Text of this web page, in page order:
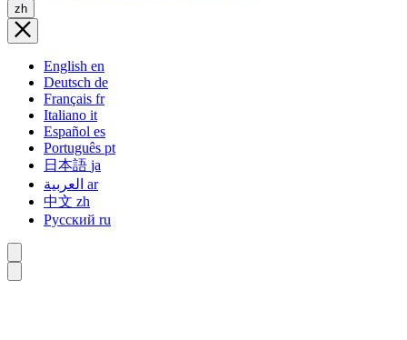
zh
English en
Deutsch de
Français fr
Italiano it
Español es
Português pt
日本語 ja
ar
中文 zh
Русский ru